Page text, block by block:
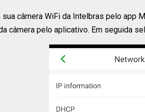
sua câmera WiFi da Intelbras pelo app
câmera pelo aplicativo. Em seguida